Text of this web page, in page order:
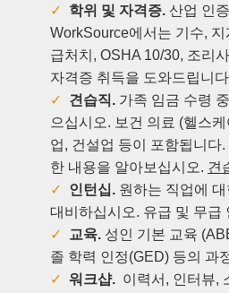
학위 및 자격증. 산업 인
WorkSource에서는 기수,
급처치, OSHA 10/30, 조리
자격증 취득을 도와드립니
견습직. 가족 임금 수령
으십시오. 보건 의료 (헬스
업, 건설업 등이 포함됩니다.
한 내용을 알아보십시오. 견
인턴십 . 원하는 직업에
대비하십시오. 유급 및 무급
교육. 성인 기본 교육
졸 학력 인정(GED) 등의 과
워크샵. 이력서, 인터뷰,